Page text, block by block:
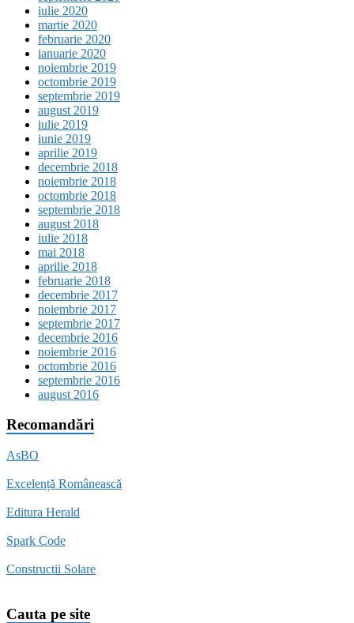
iulie 2020
martie 2020
februarie 2020
ianuarie 2020
noiembrie 2019
octombrie 2019
septembrie 2019
august 2019
iulie 2019
iunie 2019
aprilie 2019
decembrie 2018
noiembrie 2018
octombrie 2018
septembrie 2018
august 2018
iulie 2018
mai 2018
aprilie 2018
februarie 2018
decembrie 2017
noiembrie 2017
septembrie 2017
decembrie 2016
noiembrie 2016
octombrie 2016
septembrie 2016
august 2016
Recomandări
AsBO
Excelență Românească
Editura Herald
Spark Code
Constructii Solare
Cauta pe site